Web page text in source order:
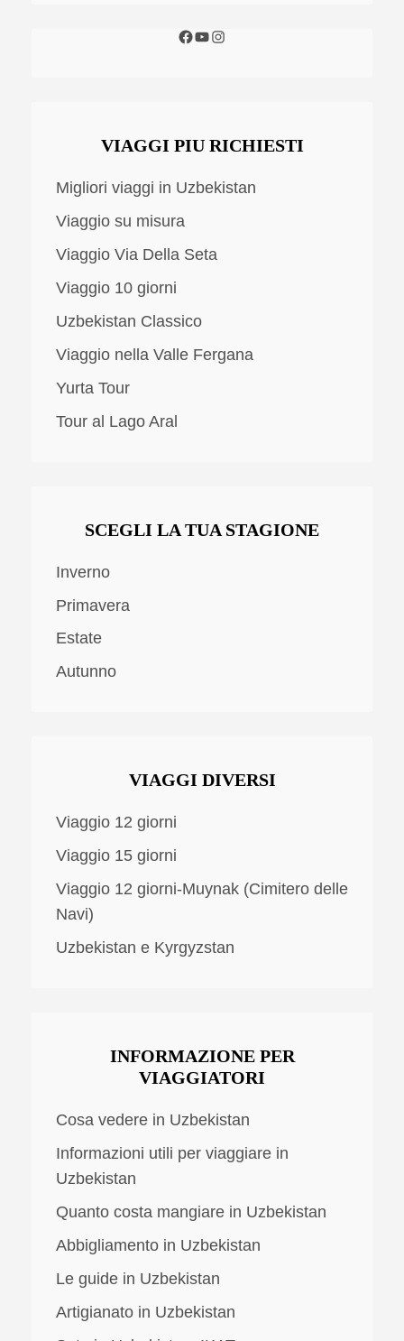
VIAGGI PIU RICHIESTI
Migliori viaggi in Uzbekistan
Viaggio su misura
Viaggio Via Della Seta
Viaggio 10 giorni
Uzbekistan Classico
Viaggio nella Valle Fergana
Yurta Tour
Tour al Lago Aral
SCEGLI LA TUA STAGIONE
Inverno
Primavera
Estate
Autunno
VIAGGI DIVERSI
Viaggio 12 giorni
Viaggio 15 giorni
Viaggio 12 giorni-Muynak (Cimitero delle
Navi)
Uzbekistan e Kyrgyzstan
INFORMAZIONE PER
VIAGGIATORI
Cosa vedere in Uzbekistan
Informazioni utili per viaggiare in
Uzbekistan
Quanto costa mangiare in Uzbekistan
Abbigliamento in Uzbekistan
Le guide in Uzbekistan
Artigianato in Uzbekistan